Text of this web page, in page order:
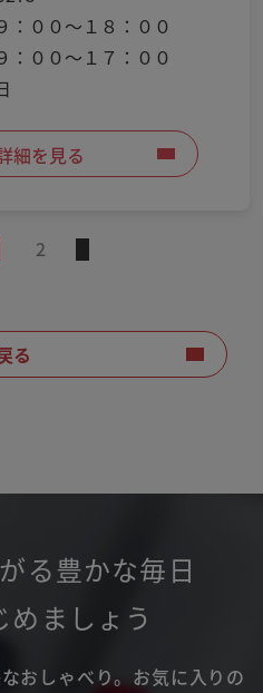
：００～１８：００
００～１７：００
細を見る
2
る
る豊かな毎日
めましょう
おしゃべり。 お気に入りの